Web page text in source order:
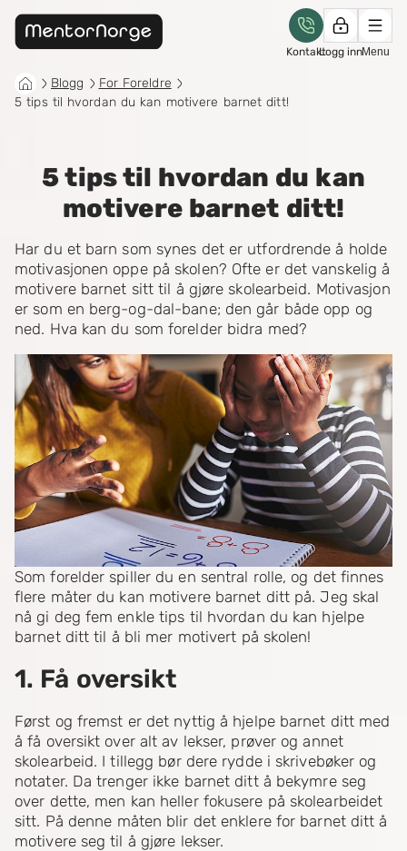
Logg innMenu
Kontakt
Blogg
For Foreldre
5 tips til hvordan du kan motivere barnet ditt!
5 tips til hvordan du kan
motivere barnet ditt!
Har du et barn som synes det er utfordrende å holde
motivasjonen oppe på skolen? Ofte er det vanskelig å
motivere barnet sitt til å gjøre skolearbeid. Motivasjon
er som en berg-og-dal-bane; den går både opp og
ned. Hva kan du som forelder bidra med?
Som forelder spiller du en sentral rolle, og det finnes
flere måter du kan motivere barnet ditt på. Jeg skal
nå gi deg fem enkle tips til hvordan du kan hjelpe
barnet ditt til å bli mer motivert på skolen!
1. Få oversikt
Først og fremst er det nyttig å hjelpe barnet ditt med
å få oversikt over alt av lekser, prøver og annet
skolearbeid. I tillegg bør dere rydde i skrivebøker og
notater. Da trenger ikke barnet ditt å bekymre seg
over dette, men kan heller fokusere på skolearbeidet
sitt. På denne måten blir det enklere for barnet ditt å
motivere seg til å gjøre lekser.